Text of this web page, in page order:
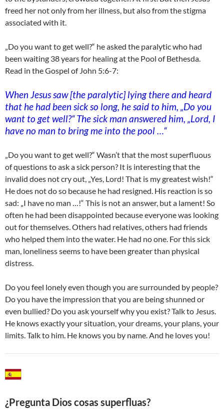
freed her not only from her illness, but also from the stigma
associated with it.
„Do you want to get well?“ he asked the paralytic who had
been waiting 38 years for healing at the Pool of Bethesda.
Read in the Gospel of John 5:6-7:
When Jesus saw [the paralytic] lying there and heard
that he had been sick so long, he said to him, „Do you
want to get well?“ The sick man answered him, „Lord, I
have no man to bring me into the pool …“
„Do you want to get well?“ Wasn’t that the most superfluous
of questions to ask a sick person? It is interesting that the
invalid does not cry out, „Yes, Lord! That is my greatest wish!“
He does not do so because he had resigned. His reaction is so
sad: „I have no man …!“ This is not an answer, but a lament! So
often he had been disappointed because everyone was looking
out for themselves. Others had relatives, others had friends
who helped them into the water. He had no one. For this sick
man, loneliness seems to have been greater than physical
distress.
Do you feel lonely even though you are surrounded by people?
Do you have the impression that you are being shunned or
even bullied? Do you ask yourself why you exist? Talk to Jesus.
He knows exactly your situation, your dreams, your plans, your
limits. Talk to him. He knows you by name. And he loves you!
¿Pregunta Dios cosas superfluas?